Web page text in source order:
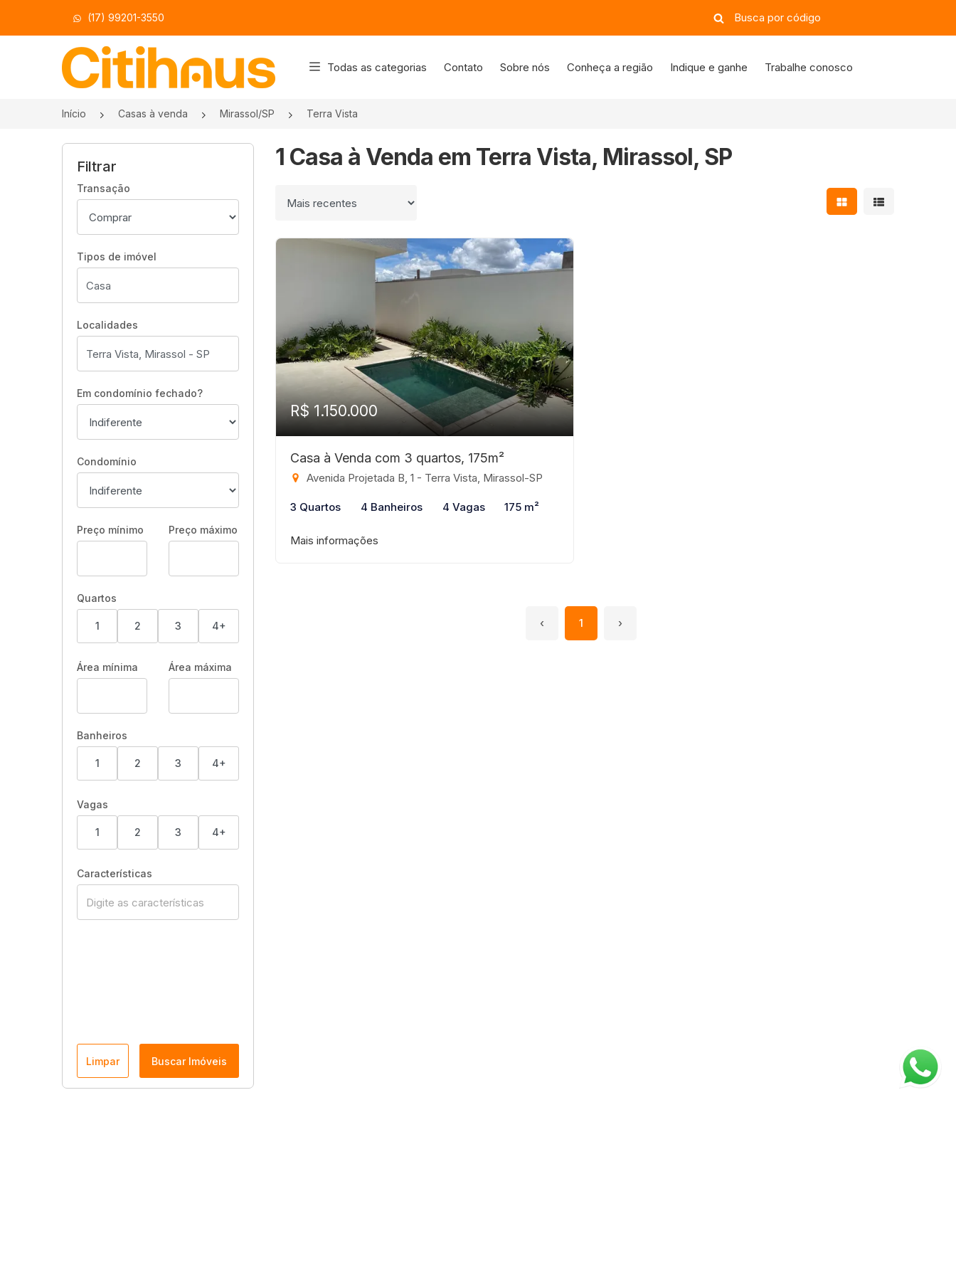
(17) 99201-3550
Página inicial
Todas as categorias Contato Sobre nós Conheça a região Indique e ganhe Trabalhe conosco
Início Casas à venda Mirassol/SP Terra Vista
Filtrar
Transação
Tipos de imóvel
Localidades
Em condomínio fechado?
Condomínio
Preço mínimo Preço máximo
Quartos
1 2 3 4+
Área mínima Área máxima
Banheiros
1 2 3 4+
Vagas
1 2 3 4+
Características
Limpar Buscar Imóveis
1 Casa à Venda em Terra Vista, Mirassol, SP
Ordenar por Mostrar resultados
Mostrar
R$ 1.150.000
Casa à Venda com 3 quartos, 175m²
Avenida Projetada B, 1 - Terra Vista, Mirassol-SP
3 Quartos 4 Banheiros 4 Vagas 175 m²
Mais informações
‹ 1 ›